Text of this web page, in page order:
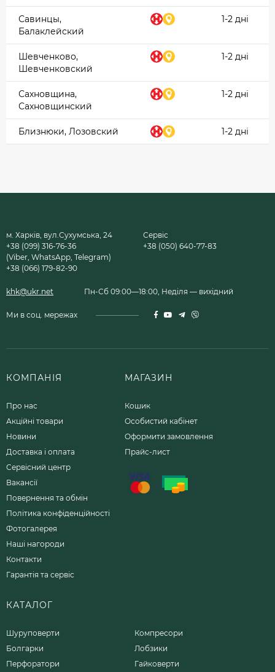
Савинцы,
Балаклейский
1-2 дні
Шевченково,
Шевченковский
1-2 дні
Сахновщина,
Сахновщинский
1-2 дні
Близнюки, Лозовский 1-2 дні
м. Харків, вул.Сухумська, 24
+38 (099) 316-76-36
(Viber, WhatsApp, Telegram)
+38 (066) 179-82-90
Сервіс
+38 (050) 640-77-83
khk@ukr.net Пн-Сб 09:00—18:00, Неділя — вихідний
Ми в соц. мережах
КОМПАНІЯ
Про нас
Акційні товари
Новини
Доставка і оплата
Сервісний центр
Вакансії
Повернення та обмін
Політика конфіденційності
Фотогалерея
Наші нагороди
Контакти
Гарантія та сервіс
МАГАЗИН
Кошик
Особистий кабінет
Оформити замовлення
Прайс-лист
КАТАЛОГ
Шуруповерти
Болгарки
Перфоратори
Компресори
Лобзики
Гайковерти